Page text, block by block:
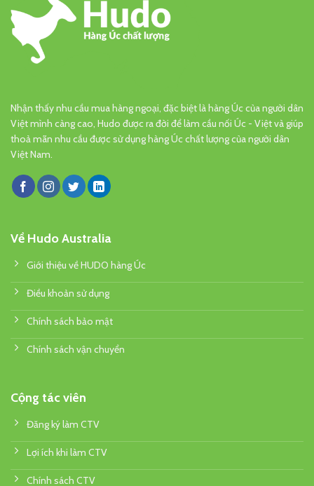
Nhận thấy nhu cầu mua hàng ngoại, đặc biệt là hàng Úc của người dân
Việt mình càng cao, Hudo được ra đời để làm cầu nối Úc - Việt và giúp
thoả mãn nhu cầu được sử dụng hàng Úc chất lượng của người dân
Việt Nam.
Về Hudo Australia
Giới thiệu về HUDO hàng Úc
Điều khoản sử dụng
Chính sách bảo mật
Chính sách vận chuyển
Cộng tác viên
Đăng ký làm CTV
Lợi ích khi làm CTV
Chính sách CTV